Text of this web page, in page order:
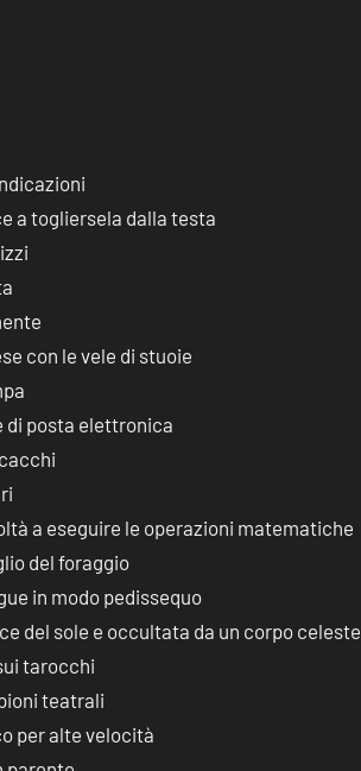
a togliersela dalla testa
con le vele di stuoie
di posta elettronica
a eseguire le operazioni matematiche
del foraggio
in modo pedissequo
del sole e occultata da un corpo celeste
tarocchi
teatrali
per alte velocità